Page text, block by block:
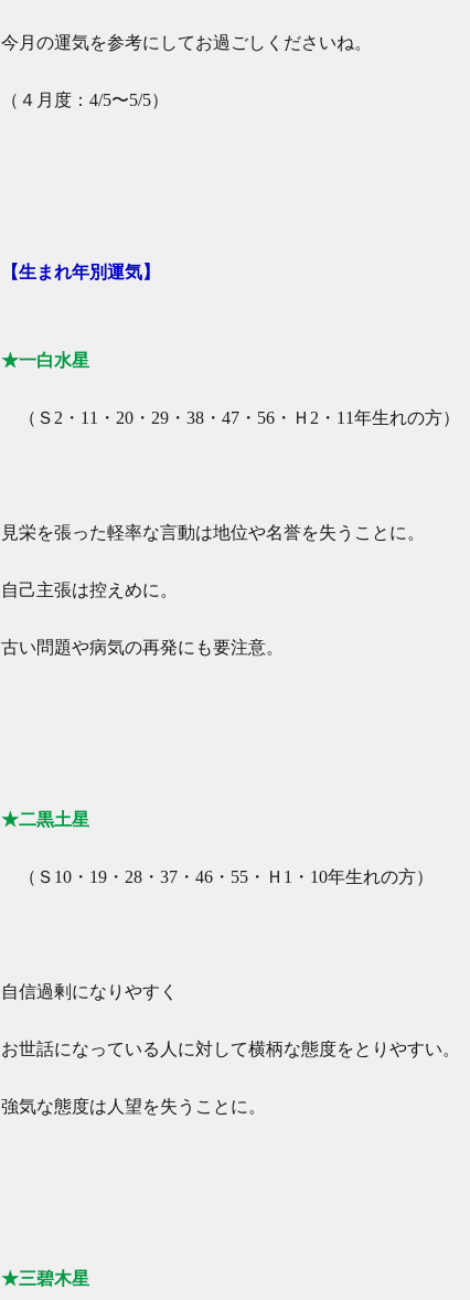
今月の運気を参考にしてお過ごしくださいね。
（４月度：4/5〜5/5）
【生まれ年別運気】
★一白水星
（Ｓ2・11・20・29・38・47・56・Ｈ2・11年生れの方）
見栄を張った軽率な言動は地位や名誉を失うことに。
自己主張は控えめに。
古い問題や病気の再発にも要注意。
★二黒土星
（Ｓ10・19・28・37・46・55・Ｈ1・10年生れの方）
自信過剰になりやすく
お世話になっている人に対して横柄な態度をとりやすい。
強気な態度は人望を失うことに。
★三碧木星